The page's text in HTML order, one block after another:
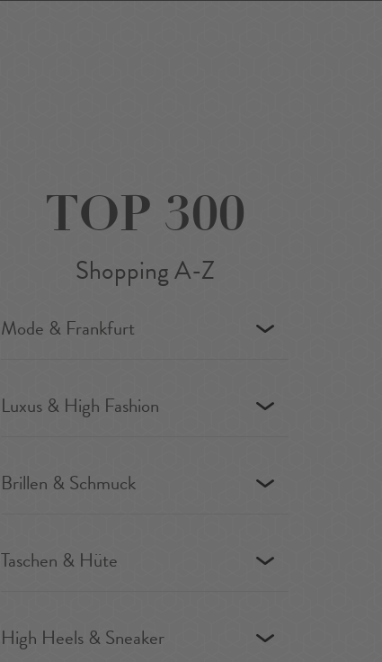
TOP 300
Shopping A-Z
Mode & Frankfurt
Luxus & High Fashion
Brillen & Schmuck
Taschen & Hüte
High Heels & Sneaker